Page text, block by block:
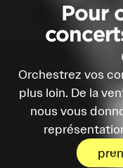
Pour
Orchestrez vos
plus loin. De la
nous vous